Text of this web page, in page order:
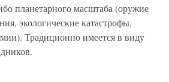
планетарного масштаба (оружие
экологические катастрофы,
Традиционно имеется в виду